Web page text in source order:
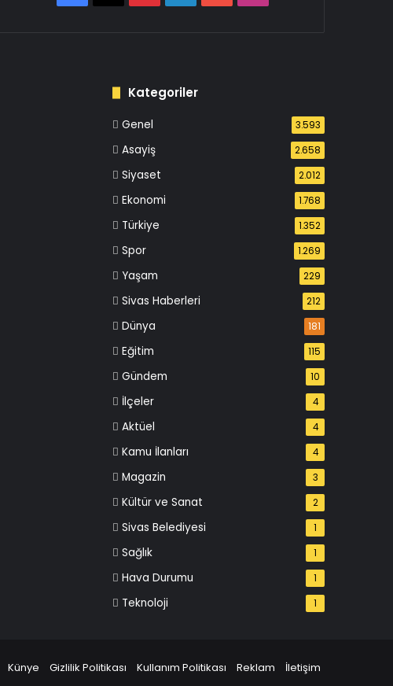
Kategoriler
Genel 3.593
Asayiş 2.658
Siyaset 2.012
Ekonomi 1.768
Türkiye 1.352
Spor 1.269
Yaşam 229
Sivas Haberleri 212
Dünya 181
Eğitim 115
Gündem 10
İlçeler 4
Aktüel 4
Kamu İlanları 4
Magazin 3
Kültür ve Sanat 2
Sivas Belediyesi 1
Sağlık 1
Hava Durumu 1
Teknoloji 1
Künye Gizlilik Politikası Kullanım Politikası Reklam İletişim